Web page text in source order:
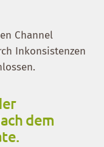
Channel
Inkonsistenzen
dem